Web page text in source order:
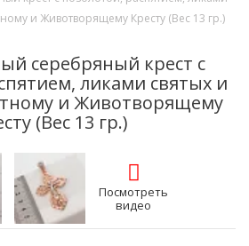
и Животворящему Кресту (Вес 13 гр.)
серебряный крест с
ликами святых и
и Животворящему
(Вес 13 гр.)
Посмотреть
видео